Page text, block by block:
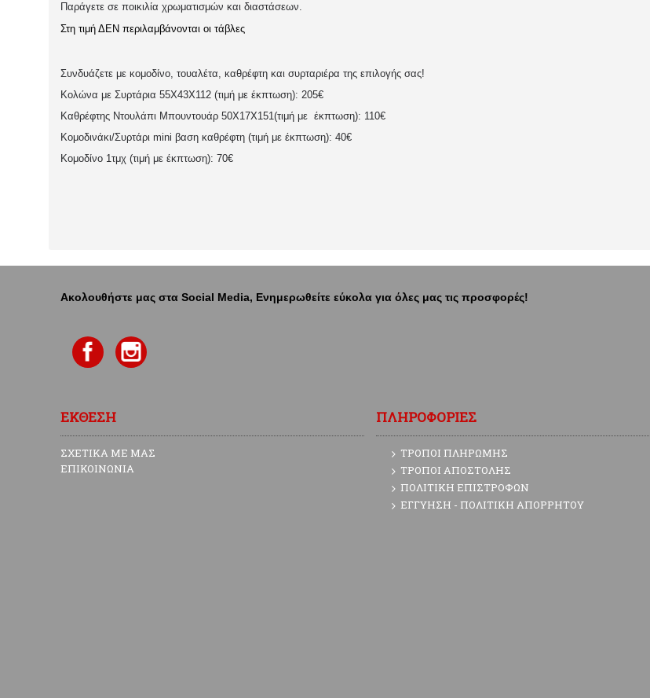
Παράγετε σε ποικιλία χρωματισμών και διαστάσεων.
Στη τιμή ΔΕΝ περιλαμβάνονται οι τάβλες
Συνδυάζετε με κομοδίνο, τουαλέτα, καθρέφτη και συρταριέρα της επιλογής σας!
Κολώνα με Συρτάρια 55Χ43Χ112 (τιμή με έκπτωση): 205€
Καθρέφτης Ντουλάπι Μπουντουάρ 50X17X151(τιμή με έκπτωση): 110€
Κομοδινάκι/Συρτάρι mini βαση καθρέφτη (τιμή με έκπτωση): 40€
Κομοδίνο 1τμχ (τιμή με έκπτωση): 70€
Ακολουθήστε μας στα Social Media, Ενημερωθείτε εύκολα για όλες μας τις προσφορές!
ΕΚΘΕΣΗ
ΣΧΕΤΙΚΑ ΜΕ ΜΑΣ
ΕΠΙΚΟΙΝΩΝΙΑ
ΠΛΗΡΟΦΟΡΙΕΣ
ΤΡΟΠΟΙ ΠΛΗΡΩΜΗΣ
ΤΡΟΠΟΙ ΑΠΟΣΤΟΛΗΣ
ΠΟΛΙΤΙΚΗ ΕΠΙΣΤΡΟΦΩΝ
ΕΓΓΥΗΣΗ - ΠΟΛΙΤΙΚΗ ΑΠΟΡΡΗΤΟΥ